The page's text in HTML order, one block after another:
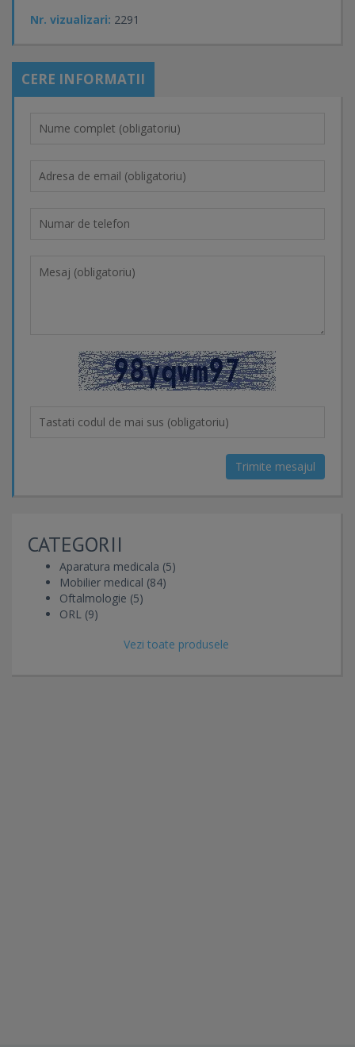
Nr. vizualizari: 2291
CERE INFORMATII
Trimite mesajul
CATEGORII
Aparatura medicala (5)
Mobilier medical (84)
Oftalmologie (5)
ORL (9)
Vezi toate produsele